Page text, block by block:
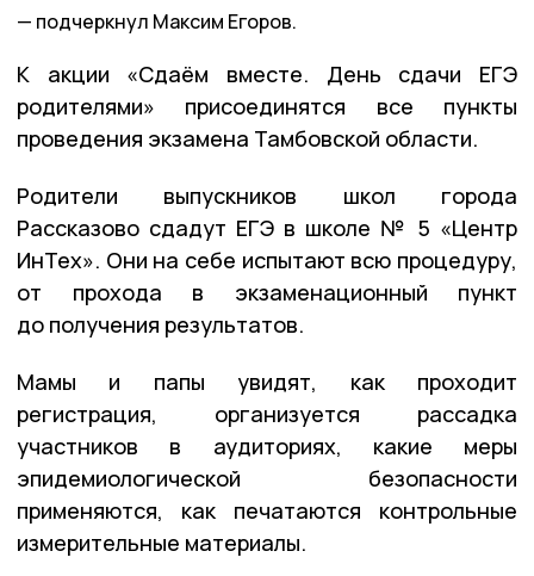
подчеркнул Максим Егоров.
К акции «Сдаём вместе. День сдачи ЕГЭ
родителями» присоединятся все пункты
проведения экзамена Тамбовской области.
Родители выпускников школ города
Рассказово сдадут ЕГЭ в школе № 5 «Центр
ИнТех». Они на себе испытают всю процедуру,
от прохода в экзаменационный пункт
до получения результатов.
Мамы и папы увидят, как проходит
регистрация, организуется рассадка
участников в аудиториях, какие меры
эпидемиологической безопасности
применяются, как печатаются контрольные
измерительные материалы.